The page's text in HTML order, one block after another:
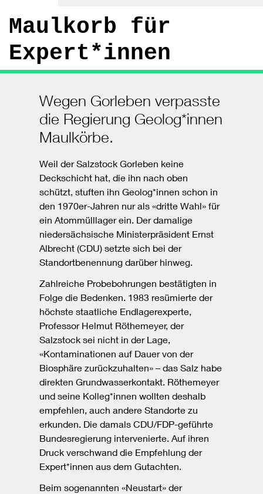
Maulkorb für
Expert*innen
Wegen Gorleben verpasste
die Regierung Geolog*innen
Maulkörbe.
Weil der Salzstock Gorleben keine
Deckschicht hat, die ihn nach oben
schützt, stuften ihn Geolog*innen schon in
den 1970er-Jahren nur als «dritte Wahl» für
ein Atommülllager ein. Der damalige
niedersächsische Ministerpräsident Ernst
Albrecht (CDU) setzte sich bei der
Standortbenennung darüber hinweg.
Zahlreiche Probebohrungen bestätigten in
Folge die Bedenken. 1983 resümierte der
höchste staatliche Endlagerexperte,
Professor Helmut Röthemeyer, der
Salzstock sei nicht in der Lage,
«Kontaminationen auf Dauer von der
Biosphäre zurückzuhalten» – das Salz habe
direkten Grundwasserkontakt. Röthemeyer
und seine Kolleg*innen wollten deshalb
empfehlen, auch andere Standorte zu
erkunden. Die damals CDU/FDP-geführte
Bundesregierung intervenierte. Auf ihren
Druck verschwand die Empfehlung der
Expert*innen aus dem Gutachten.
Beim sogenannten «Neustart» der